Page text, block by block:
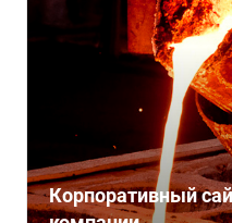
Корпоративный